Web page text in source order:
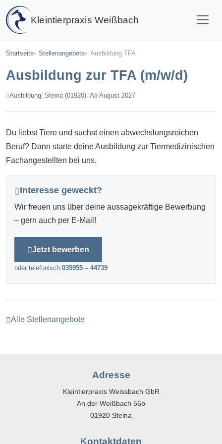
Kleintierpraxis Weißbach
Startseite Stellenangebote Ausbildung TFA
Ausbildung zur TFA (m/w/d)
Ausbildung Steina (01920) Ab August 2027
Du liebst Tiere und suchst einen abwechslungsreichen
Beruf? Dann starte deine Ausbildung zur Tiermedizinischen
Fachangestellten bei uns.
Interesse geweckt?
Wir freuen uns über deine aussagekräftige Bewerbung
– gern auch per E-Mail!
Jetzt bewerben
oder telefonisch:035955 – 44739
Alle Stellenangebote
Adresse
Kleintierpraxis Weissbach GbR
An der Weißbach 56b
01920 Steina
Kontaktdaten